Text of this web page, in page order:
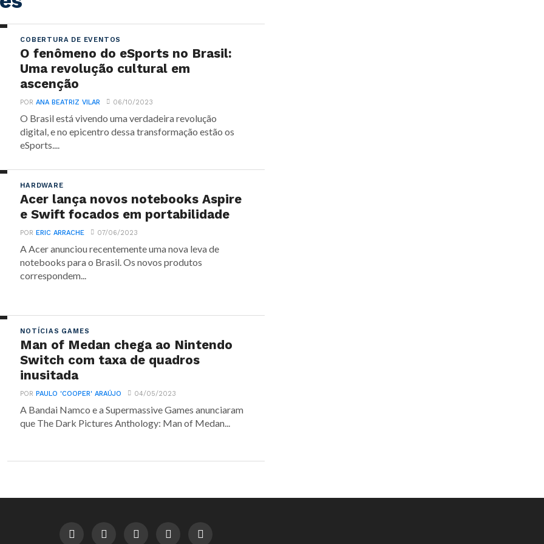
COBERTURA DE EVENTOS
O fenômeno do eSports no Brasil:
Uma revolução cultural em
ascenção
PORANA BEATRIZ VILAR 06/10/2023
O Brasil está vivendo uma verdadeira revolução
digital, e no epicentro dessa transformação estão os
eSports....
HARDWARE
Acer lança novos notebooks Aspire
e Swift focados em portabilidade
PORERIC ARRACHE 07/06/2023
A Acer anunciou recentemente uma nova leva de
notebooks para o Brasil. Os novos produtos
correspondem...
NOTÍCIAS GAMES
Man of Medan chega ao Nintendo
Switch com taxa de quadros
inusitada
PORPAULO 'COOPER' ARAÚJO 04/05/2023
A Bandai Namco e a Supermassive Games anunciaram
que The Dark Pictures Anthology: Man of Medan...